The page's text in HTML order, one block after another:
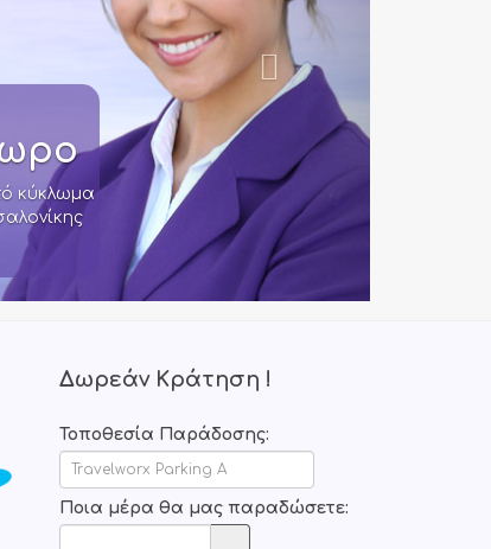
όλο το 24ωρο, 365
Πάντα έτοιμοι να σας μεταφέρουμε ή να σας
«Μακεδονία». Άμεση εξυπηρέτηση ακόμη
χωρίς κράτηση.
Δωρεάν Κράτηση !
Τοποθεσία Παράδοσης:
Ποια μέρα θα μας παραδώσετε: